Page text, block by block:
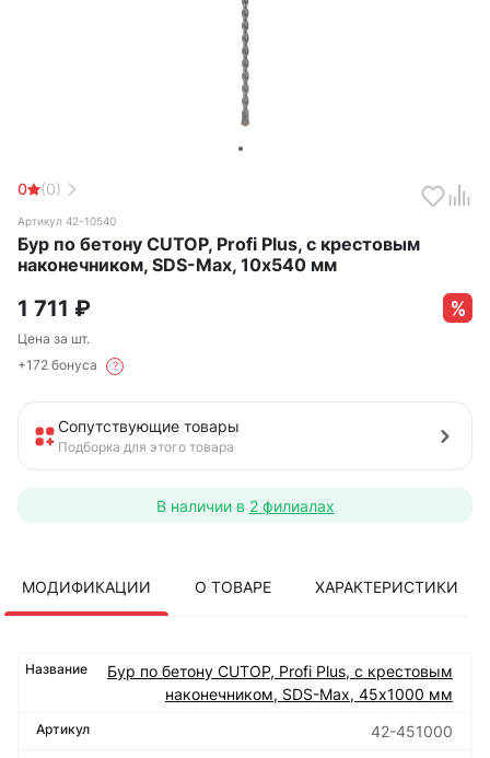
0 (0)
Артикул 42-10540
Бур по бетону CUTOP, Profi Plus, с крестовым
наконечником, SDS-Max, 10х540 мм
1 711 ₽
Цена за шт.
+172 бонуса
?
Сопутствующие товары
Подборка для этого товара
В наличии в 2 филиалах
МОДИФИКАЦИИ О ТОВАРЕ ХАРАКТЕРИСТИКИ
Бур по бетону CUTOP, Profi Plus, с крестовым
наконечником, SDS-Max, 45х1000 мм
42-451000